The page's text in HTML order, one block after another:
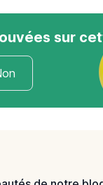
sur